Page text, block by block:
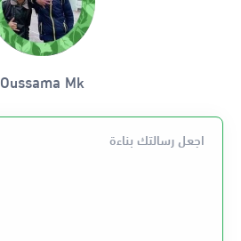
Oussama Mk